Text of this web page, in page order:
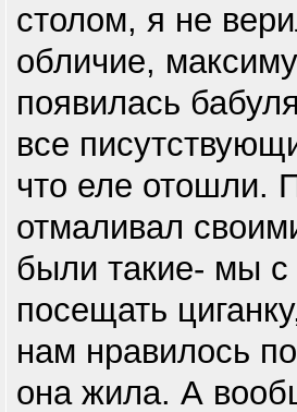
столом, я не
обличие,
появилась
все
что еле отошли.
отмаливал
были такие- мы с
посещать
нам нравилось
она жила. А